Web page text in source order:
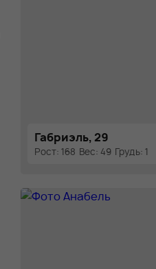
Габриэль, 29
Рост: 168 Вес: 49 Грудь: 1